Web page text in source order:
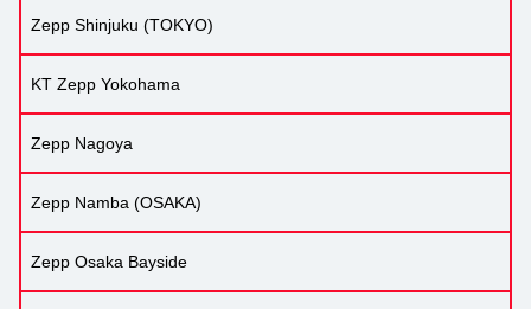
Zepp Shinjuku (TOKYO)
KT Zepp Yokohama
Zepp Nagoya
Zepp Namba (OSAKA)
Zepp Osaka Bayside